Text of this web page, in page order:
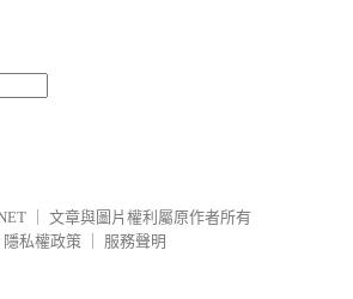
文章與圖片權利屬原作者所有
隱私權政策
服務聲明